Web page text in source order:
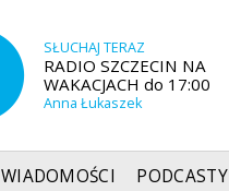
SŁUCHAJ TERAZ
RADIO SZCZECIN NA
WAKACJACH do 17:00
Anna Łukaszek
WIADOMOŚCI PODCASTY